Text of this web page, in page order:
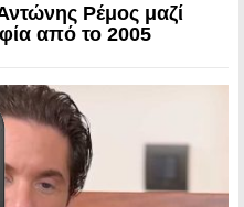
Ρέμος μαζί
από το 2005